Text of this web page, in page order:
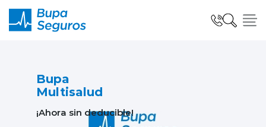
Seguros para Empresas
Bupa
Multisalud
¡Ahora sin deducible!